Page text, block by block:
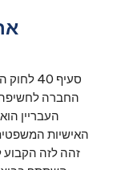
סעיף
החברה
העבריין
האישיות
זהה לזה הקבוע